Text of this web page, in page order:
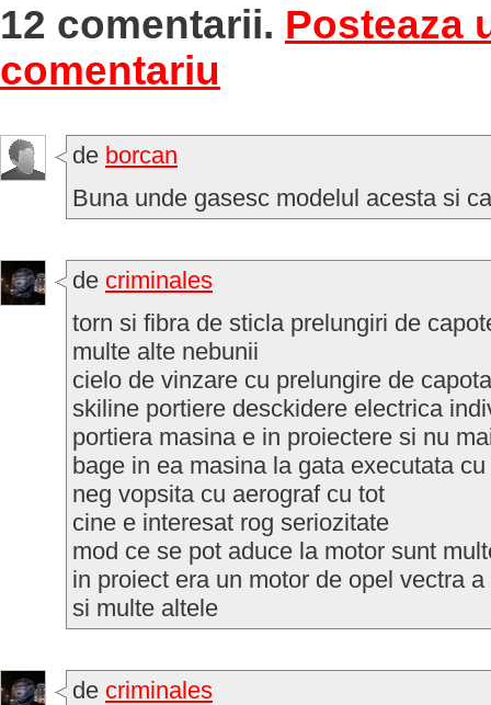
12 comentarii. Posteaza
comentariu
de borcan
Buna unde gasesc modelul acesta si
de criminales
torn si fibra de sticla prelungiri de
multe alte nebunii
cielo de vinzare cu prelungire de
skiline portiere desckidere electrica
portiera masina e in proiectere si nu
bage in ea masina la gata executata
neg vopsita cu aerograf cu tot
cine e interesat rog seriozitate
mod ce se pot aduce la motor sunt
in proiect era un motor de opel vectra
si multe altele
de criminales